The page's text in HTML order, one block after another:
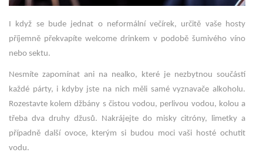
I když se bude jednat o neformální večírek, určitě vaše hosty
příjemně překvapíte welcome drinkem v podobě šumivého víno
nebo sektu.
Nesmíte zapomínat ani na nealko, které je nezbytnou součástí
každé párty, i kdyby jste na nich měli samé vyznavače alkoholu.
Rozestavte kolem džbány s čistou vodou, perlivou vodou, kolou a
třeba dva druhy džusů. Nakrájejte do misky citróny, limetky a
případně další ovoce, kterým si budou moci vaši hosté ochutit
vodu.